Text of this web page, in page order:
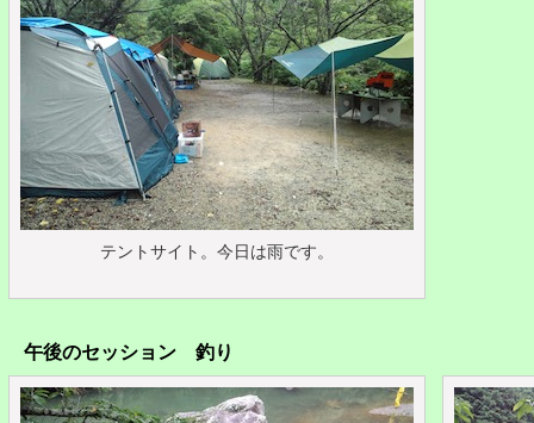
テントサイト。今日は雨です。
午後のセッション 釣り